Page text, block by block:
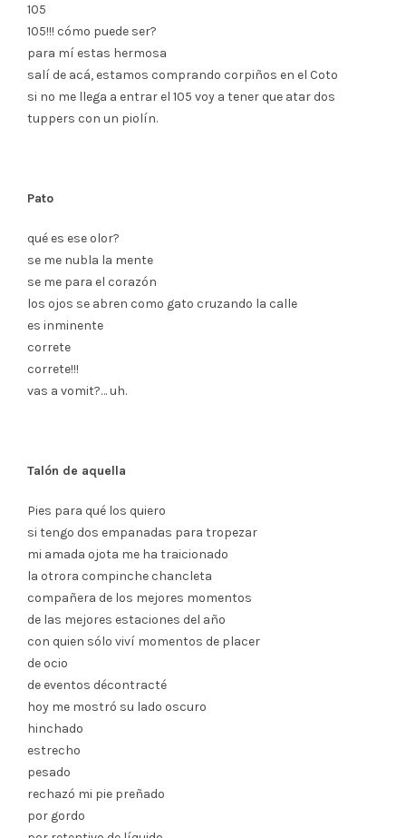
105
105!!! cómo puede ser?
para mí estas hermosa
salí de acá, estamos comprando corpiños en el Coto
si no me llega a entrar el 105 voy a tener que atar dos
tuppers con un piolín.
Pato
qué es ese olor?
se me nubla la mente
se me para el corazón
los ojos se abren como gato cruzando la calle
es inminente
correte
correte!!!
vas a vomit?… uh.
Talón de aquella
Pies para qué los quiero
si tengo dos empanadas para tropezar
mi amada ojota me ha traicionado
la otrora compinche chancleta
compañera de los mejores momentos
de las mejores estaciones del año
con quien sólo viví momentos de placer
de ocio
de eventos décontracté
hoy me mostró su lado oscuro
hinchado
estrecho
pesado
rechazó mi pie preñado
por gordo